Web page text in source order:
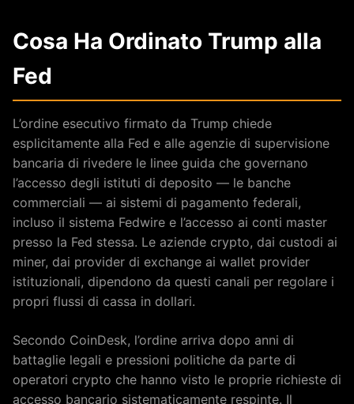
Cosa Ha Ordinato Trump alla
Fed
L’ordine esecutivo firmato da Trump chiede
esplicitamente alla Fed e alle agenzie di supervisione
bancaria di rivedere le linee guida che governano
l’accesso degli istituti di deposito — le banche
commerciali — ai sistemi di pagamento federali,
incluso il sistema Fedwire e l’accesso ai conti master
presso la Fed stessa. Le aziende crypto, dai custodi ai
miner, dai provider di exchange ai wallet provider
istituzionali, dipendono da questi canali per regolare i
propri flussi di cassa in dollari.
Secondo CoinDesk, l’ordine arriva dopo anni di
battaglie legali e pressioni politiche da parte di
operatori crypto che hanno visto le proprie richieste di
accesso bancario sistematicamente respinte. Il